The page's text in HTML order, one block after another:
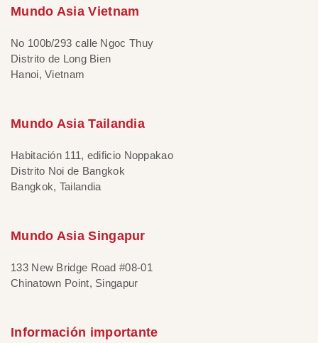
Mundo Asia Vietnam
No 100b/293 calle Ngoc Thuy
Distrito de Long Bien
Hanoi, Vietnam
Mundo Asia Tailandia
Habitación 111, edificio Noppakao
Distrito Noi de Bangkok
Bangkok, Tailandia
Mundo Asia Singapur
133 New Bridge Road #08-01
Chinatown Point, Singapur
Información importante